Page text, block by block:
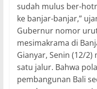
sudah mulus ber-
ke banjar-banjar,”
Gubernur nomor
mesimakrama di
Gianyar, Senin (12/
satu jalur. Bahwa
pembangunan Bali